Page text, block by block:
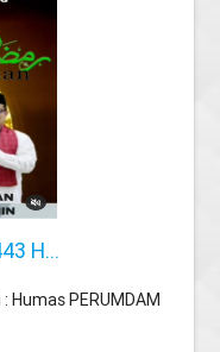
H...
Humas PERUMDAM